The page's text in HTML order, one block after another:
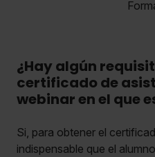
¿Hay algún
certificado de
webinar en el que
Si, para obtener el
indispensable que el